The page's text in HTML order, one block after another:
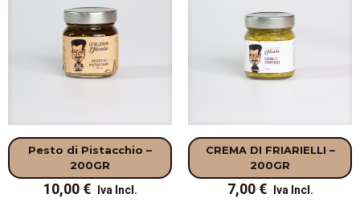
Pesto di Pistacchio –
200GR
10,00 €
CREMA DI FRIARIELLI –
200GR
7,00 €